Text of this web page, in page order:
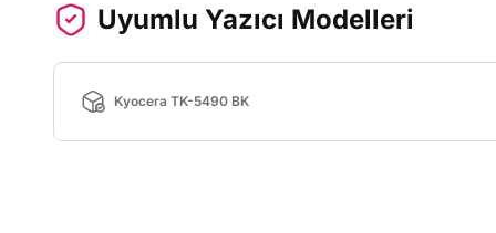
Uyumlu Yazıcı Modelleri
Kyocera TK-5490 BK